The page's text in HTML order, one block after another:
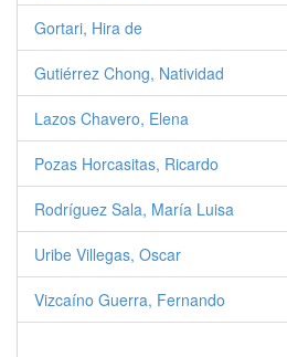
Gortari, Hira de
Gutiérrez Chong, Natividad
Lazos Chavero, Elena
Pozas Horcasitas, Ricardo
Rodríguez Sala, María Luisa
Uribe Villegas, Oscar
Vizcaíno Guerra, Fernando